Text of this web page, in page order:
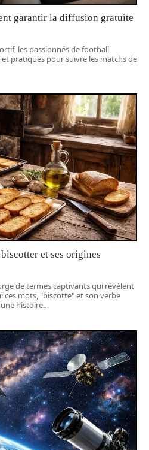
garantir la diffusion gratuite
les passionnés de football
pratiques pour suivre les matchs de
et ses origines
de termes captivants qui révèlent
ces mots, "biscotte" et son verbe
histoire…